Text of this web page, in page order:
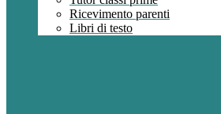
Ricevimento parenti
Libri di testo